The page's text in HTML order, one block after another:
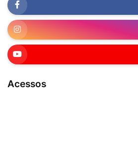
Acessos